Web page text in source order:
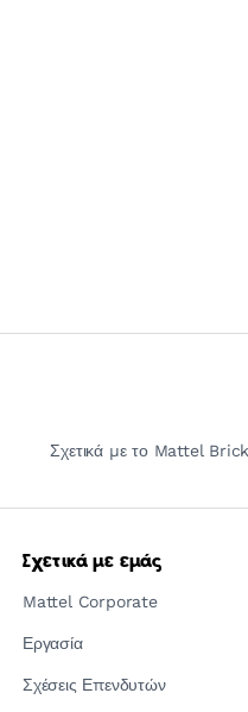
Σχετικά με το Mattel
Σχετικά με εμάς
Mattel Corporate
Εργασία
Σχέσεις Επενδυτών